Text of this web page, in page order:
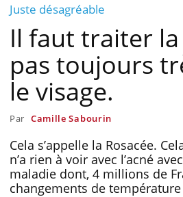
Juste désagréable
Il faut traiter
pas toujours
le visage.
Par Camille Sabourin
Cela s’appelle la Rosacée.
n’a rien à voir avec l’acné
maladie dont, 4 millions de
changements de